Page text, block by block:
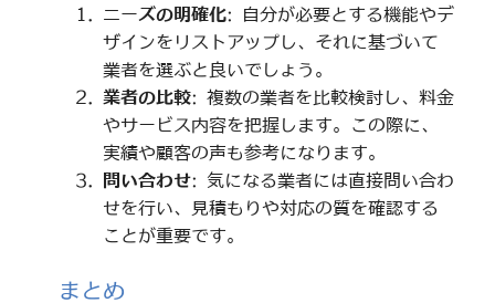
ニーズの明確化: 自分が必要とする機能やデ
ザインをリストアップし、それに基づいて
業者を選ぶと良いでしょう。
業者の比較: 複数の業者を比較検討し、料金
やサービス内容を把握します。この際に、
実績や顧客の声も参考になります。
問い合わせ: 気になる業者には直接問い合わ
せを行い、見積もりや対応の質を確認する
ことが重要です。
まとめ